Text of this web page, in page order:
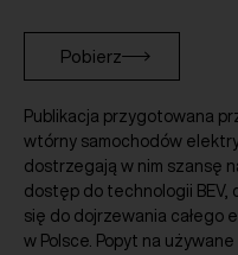
Pobierz
Publikacja przygotowana
wtórny samochodów
dostrzegają w nim szansę
dostęp do technologii BEV,
się do dojrzewania całego
w Polsce. Popyt na